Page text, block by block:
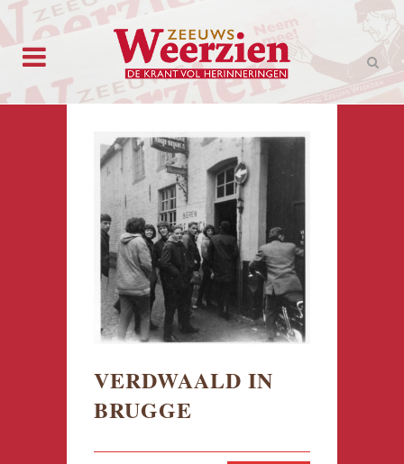
VERDWAALD IN
BRUGGE